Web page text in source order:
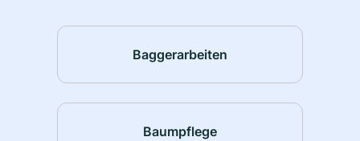
Baggerarbeiten
Baumpflege